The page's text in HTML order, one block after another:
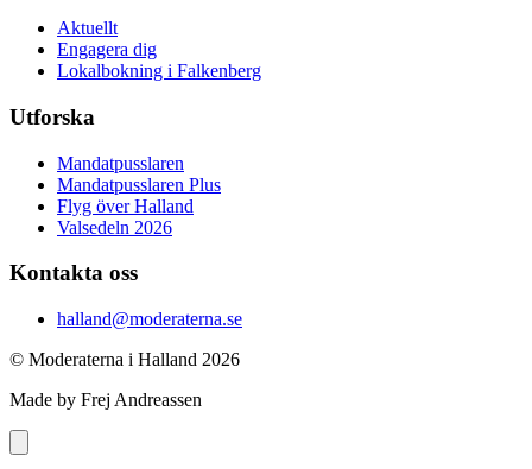
Aktuellt
Engagera dig
Lokalbokning i Falkenberg
Utforska
Mandatpusslaren
Mandatpusslaren Plus
Flyg över Halland
Valsedeln 2026
Kontakta oss
halland@moderaterna.se
© Moderaterna i Halland 2026
Made by Frej Andreassen